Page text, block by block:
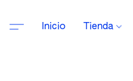
Inicio Tienda